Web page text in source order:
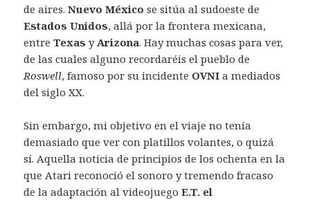
de aires.Nuevo México se sitúa al sudoeste de
Estados Unidos, allá por la frontera mexicana,
entreTexas y Arizona. Hay muchas cosas para ver,
de las cuales alguno recordaréis el pueblo de
Roswell, famoso por su incidente OVNI a mediados
del siglo XX.
Sin embargo, mi objetivo en el viaje no tenía
demasiado que ver con platillos volantes, o quizá
sí. Aquella noticia de principios de los ochenta en la
que Atari reconoció el sonoro y tremendo fracaso
de la adaptación al videojuegoE.T. el